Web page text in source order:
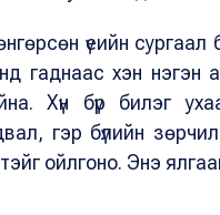
үеийн сургаал
гаднаас хэн нэгэн
Хүн бүр билэг
гэр бүлийн
ойлгоно. Энэ